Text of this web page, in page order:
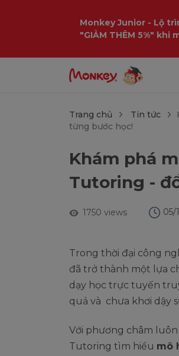
Monkey Junior - Lộ
"GIẢM THÊM 5%"
Trang chủ Tin tức
từng bước học!
Khám phá
Tutoring -
1750 views 05/
Trong thời đại công
đã trở thành một lựa
dạy học trực tuyến
quả và chưa khơi dậy
Với phương châm
Tutoring tìm hiểu mô